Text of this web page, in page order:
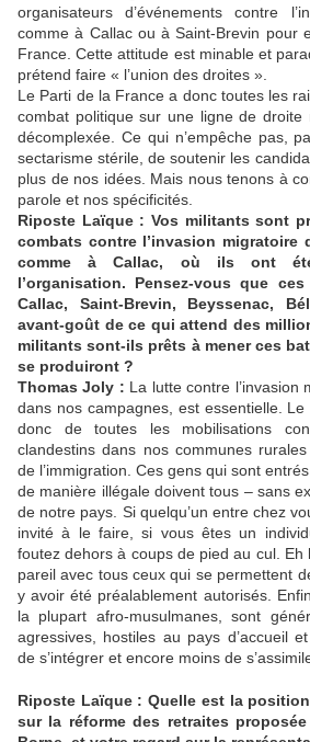
organisateurs d’événements contre
comme à Callac ou à Saint-Brevin pour
France. Cette attitude est minable et
prétend faire « l’union des droites ».
Le Parti de la France a donc toutes les
combat politique sur une ligne de droite
décomplexée. Ce qui n’empêche pas,
sectarisme stérile, de soutenir les
plus de nos idées. Mais nous tenons à
parole et nos spécificités.
Riposte Laïque : Vos militants sont
combats contre l’invasion migratoire
comme à Callac, où ils ont
l’organisation. Pensez-vous que
Callac, Saint-Brevin, Beyssenac,
avant-goût de ce qui attend des
militants sont-ils prêts à mener ces
se produiront ?
Thomas Joly : La lutte contre l’invasion
dans nos campagnes, est essentielle.
donc de toutes les mobilisations
clandestins dans nos communes rurales
de l’immigration. Ces gens qui sont
de manière illégale doivent tous – sans
de notre pays. Si quelqu’un entre chez
invité à le faire, si vous êtes un
foutez dehors à coups de pied au cul.
pareil avec tous ceux qui se permettent
y avoir été préalablement autorisés.
la plupart afro-musulmanes, sont
agressives, hostiles au pays d’accueil
de s’intégrer et encore moins de
Riposte Laïque : Quelle est la
sur la réforme des retraites